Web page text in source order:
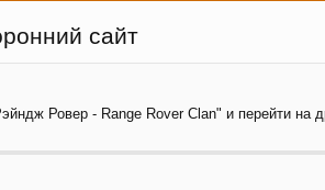
сайт
Ровер - Range Rover Clan" и перейти